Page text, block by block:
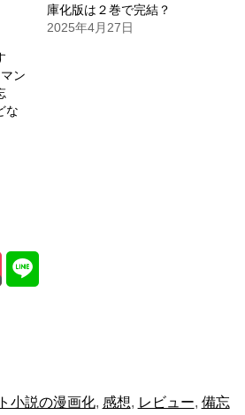
庫化版は２巻で完結？
2025年4月27日
ン
な
小説の漫画化, 感想, レビュー, 備忘